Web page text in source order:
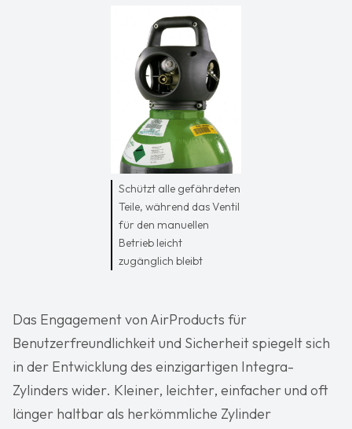
Schützt alle gefährdeten
Teile, während das Ventil
für den manuellen
Betrieb leicht
zugänglich bleibt
Das Engagement von AirProducts für
Benutzerfreundlichkeit und Sicherheit spiegelt sich
in der Entwicklung des einzigartigen Integra-
Zylinders wider. Kleiner, leichter, einfacher und oft
länger haltbar als herkömmliche Zylinder